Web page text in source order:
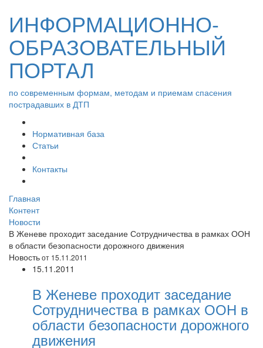
ИНФОРМАЦИОННО-
ОБРАЗОВАТЕЛЬНЫЙ
ПОРТАЛ
по современным формам, методам и приемам спасения
пострадавших в ДТП
Нормативная база
Статьи
Контакты
Главная
Контент
Новости
В Женеве проходит заседание Сотрудничества в рамках ООН
в области безопасности дорожного движения
Новостьот 15.11.2011
15.11.2011
В Женеве проходит заседание
Сотрудничества в рамках ООН в
области безопасности дорожного
движения